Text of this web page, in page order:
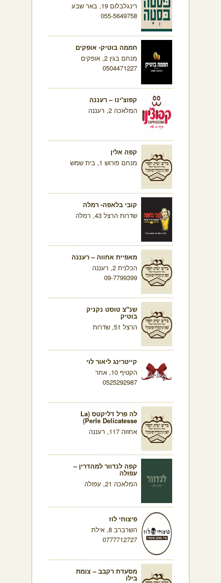
רינגלבלום 19, באר שבע
055-5649758
חממה בוטיק- אופקים
מנחם בגין 2, אופקים
0504471227
קפוצ'ינו – רעננה
המלאכה 2, רעננה
קפה אלין
מנחם פורוש 1, בית שמש
קובי בלאפה- רמלה
שדרות הרצל 43, רמלה
מאפיית אחווה – רעננה
הכלנית 2, רעננה
09-7799399
שנ"צ טוסט נקניק
בוטיק
הרצל 51, שדרות
קייטרינג ליאור לוי
הקטיף 10, אחר
0525292987
לה פרל דליקטס (La
Perle Delicatesse)
אחוזה 117, רעננה
קפה לנדוור למהדרין –
עפולה
המלאכה 21, עפולה
פיצוחי לוז
השרברב 8, אילת
0777712727
מסעדת רקבב – צומת
בילו